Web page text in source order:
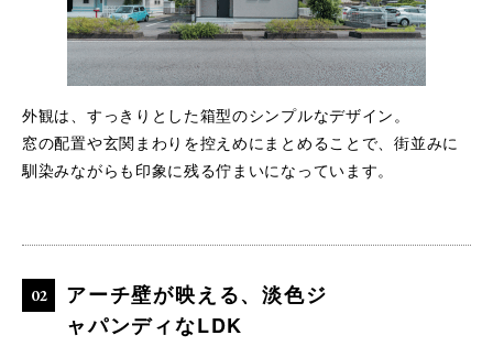
外観は、すっきりとした箱型のシンプルなデザイン。
窓の配置や玄関まわりを控えめにまとめることで、街並みに
馴染みながらも印象に残る佇まいになっています。
アーチ壁が映える、淡色ジ
ャパンディなLDK